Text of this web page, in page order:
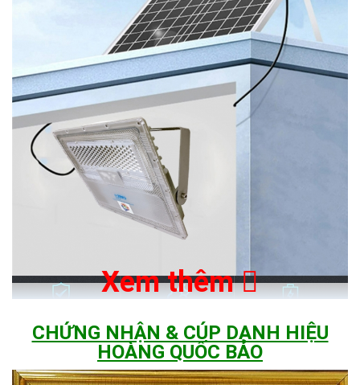
Xem thêm
CHỨNG NHẬN & CÚP DANH HIỆU
HOÀNG QUỐC BẢO